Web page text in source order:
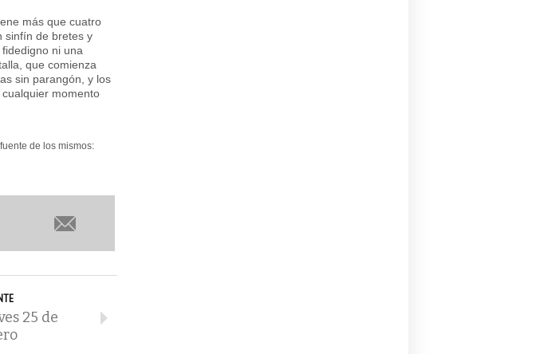
más que cuatro
sinfín de bretes y
ni una
que comienza
sin parangón, y los
momento
de los mismos:
25 de